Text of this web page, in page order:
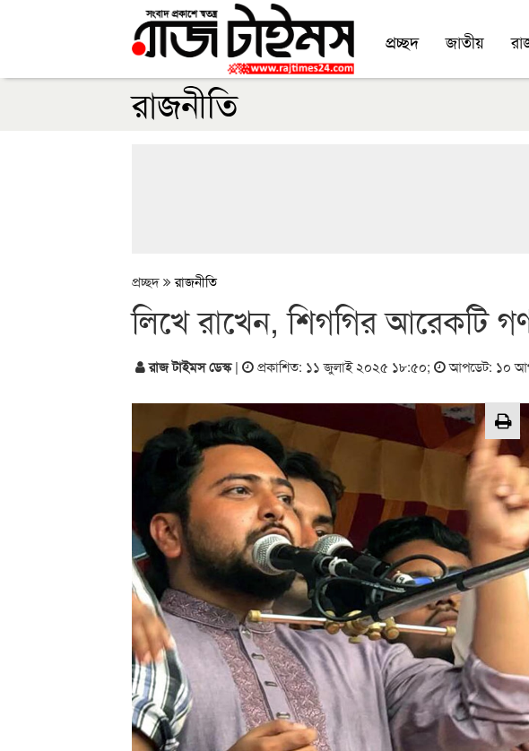
প্রচ্ছদ জাতীয়
রাজনীতি
প্রচ্ছদ রাজনীতি
লিখে রাখেন, শিগগির আরেকটি
রাজ টাইমস ডেস্ক| প্রকাশিত: ১১ জুলাই ২০২৫ ১৮:৫০; আপডেট: ১০